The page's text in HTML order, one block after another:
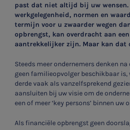
past dat niet altijd bij uw wensen.
werkgelegenheid, normen en
termijn voor u zwaarder wegen
opbrengst, kan overdracht aan
aantrekkelijker zijn. Maar kan dat
Steeds meer ondernemers denken
geen familieopvolger beschikbaar is,
derde vaak als vanzelfsprekend
aansluiten bij uw visie om de
een of meer ‘key persons’ binnen uw
Als financiële opbrengst geen